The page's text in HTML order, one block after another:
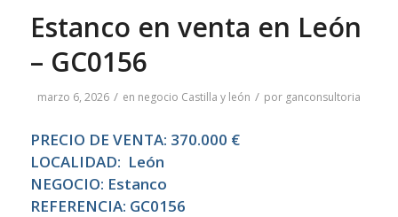
Estanco en venta en León
– GC0156
marzo 6, 2026 / en negocio Castilla y león / por ganconsultoria
PRECIO DE VENTA: 370.000 €
LOCALIDAD: León
NEGOCIO: Estanco
REFERENCIA: GC0156